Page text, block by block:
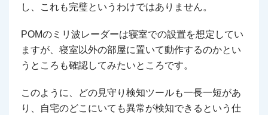
し、これも完璧というわけではありません。
POMのミリ波レーダーは寝室での設置を想定してい
ますが、寝室以外の部屋に置いて動作するのかとい
うところも確認してみたいところです。
このように、どの見守り検知ツールも一長一短があ
り、自宅のどこにいても異常が検知できるという仕